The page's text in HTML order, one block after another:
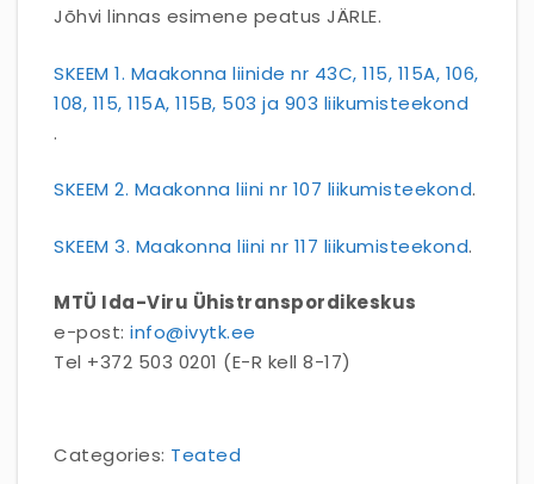
Jõhvi linnas esimene peatus JÄRLE.
SKEEM 1. Maakonna liinide nr 43C, 115, 115A, 106,
108, 115, 115A, 115B, 503 ja 903 liikumisteekond
.
SKEEM 2. Maakonna liini nr 107 liikumisteekond.
SKEEM 3. Maakonna liini nr 117 liikumisteekond.
MTÜ Ida-Viru Ühistranspordikeskus
e-post: info@ivytk.ee
Tel +372 503 0201 (E-R kell 8-17)
Categories: Teated